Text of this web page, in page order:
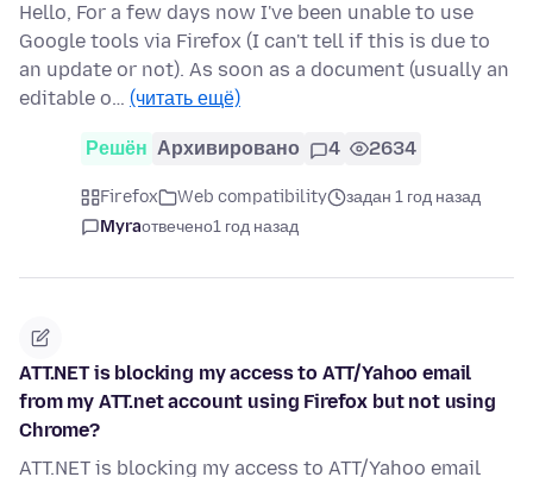
Hello, For a few days now I've been unable to use
Google tools via Firefox (I can't tell if this is due to
an update or not). As soon as a document (usually an
editable o… (читать ещё)
Решён Архивировано 4 2634
Firefox Web compatibility
задан 1 год назад
Myraотвечено1 год назад
ATT.NET is blocking my access to ATT/Yahoo email
from my ATT.net account using Firefox but not using
Chrome?
ATT.NET is blocking my access to ATT/Yahoo email